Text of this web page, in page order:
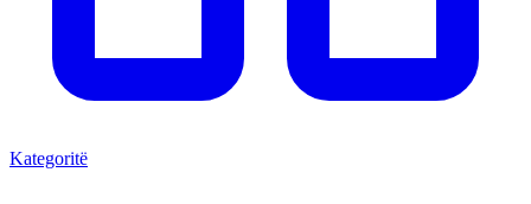
Kategoritë